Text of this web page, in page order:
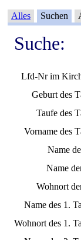
Alles Suchen
Suche:
Lfd-Nr im
Geburt des
Taufe des
Vorname des
Name
Name
Wohnort
Name des 1.
Wohnort des 1.